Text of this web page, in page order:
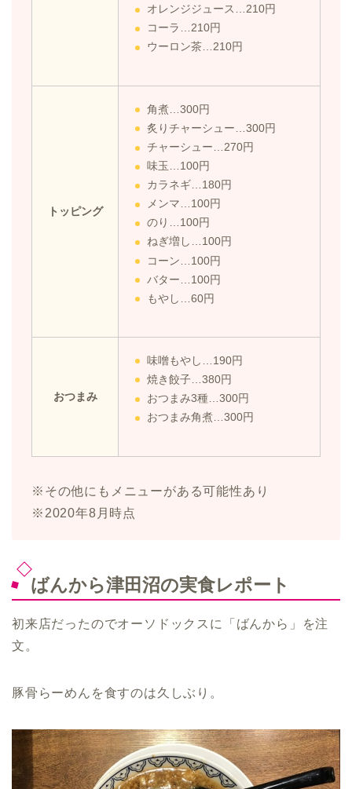
オレンジジュース…210円
コーラ…210円
ウーロン茶…210円
トッピング
角煮…300円
炙りチャーシュー…300円
チャーシュー…270円
味玉…100円
カラネギ…180円
メンマ…100円
のり…100円
ねぎ増し…100円
コーン…100円
バター…100円
もやし…60円
おつまみ
味噌もやし…190円
焼き餃子…380円
おつまみ3種…300円
おつまみ角煮…300円
※その他にもメニューがある可能性あり
※2020年8月時点
ばんから津田沼の実食レポート
初来店だったのでオーソドックスに「ばんから」を注
文。
豚骨らーめんを食すのは久しぶり。